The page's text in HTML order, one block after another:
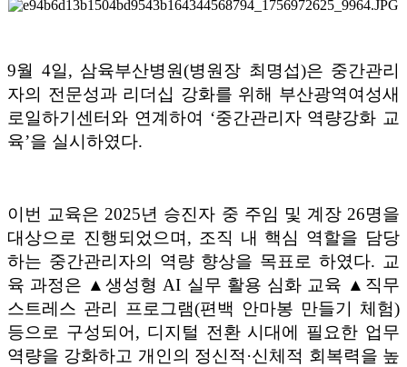
9월 4일, 삼육부산병원(병원장 최명섭)은 중간관리
자의 전문성과 리더십 강화를 위해 부산광역여성새
로일하기센터와 연계하여 ‘중간관리자 역량강화 교
육’을 실시하였다.
이번 교육은2025년 승진자 중 주임 및 계장 26명을
대상으로 진행되었으며 , 조직 내 핵심 역할을 담당
하는 중간관리자의 역량 향상을 목표로 하였다. 교
육 과정은 ▲생성형AI 실무 활용 심화 교육 ▲ 직무
스트레스 관리 프로그램(편백 안마봉 만들기 체험)
등으로 구성되어 , 디지털 전환 시대에 필요한 업무
역량을 강화하고 개인의 정신적 ·신체적 회복력을 높